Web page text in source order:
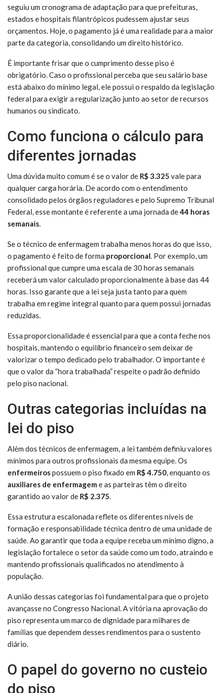
seguiu um cronograma de adaptação para que prefeituras,
estados e hospitais filantrópicos pudessem ajustar seus
orçamentos. Hoje, o pagamento já é uma realidade para a maior
parte da categoria, consolidando um direito histórico.
É importante frisar que o cumprimento desse piso é
obrigatório. Caso o profissional perceba que seu salário base
está abaixo do mínimo legal, ele possui o respaldo da legislação
federal para exigir a regularização junto ao setor de recursos
humanos ou sindicato.
Como funciona o cálculo para
diferentes jornadas
Uma dúvida muito comum é se o valor de R$ 3.325 vale para
qualquer carga horária. De acordo com o entendimento
consolidado pelos órgãos reguladores e pelo Supremo Tribunal
Federal, esse montante é referente a uma jornada de44 horas
semanais.
Se o técnico de enfermagem trabalha menos horas do que isso,
o pagamento é feito de forma proporcional. Por exemplo, um
profissional que cumpre uma escala de 30 horas semanais
receberá um valor calculado proporcionalmente à base das 44
horas. Isso garante que a lei seja justa tanto para quem
trabalha em regime integral quanto para quem possui jornadas
reduzidas.
Essa proporcionalidade é essencial para que a conta feche nos
hospitais, mantendo o equilíbrio financeiro sem deixar de
valorizar o tempo dedicado pelo trabalhador. O importante é
que o valor da “hora trabalhada” respeite o padrão definido
pelo piso nacional.
Outras categorias incluídas na
lei do piso
Além dos técnicos de enfermagem, a lei também definiu valores
mínimos para outros profissionais da mesma equipe. Os
enfermeirospossuem o piso fixado em R$ 4.750, enquanto os
auxiliares de enfermagem e as parteiras têm o direito
garantido ao valor de R$ 2.375.
Essa estrutura escalonada reflete os diferentes níveis de
formação e responsabilidade técnica dentro de uma unidade de
saúde. Ao garantir que toda a equipe receba um mínimo digno, a
legislação fortalece o setor da saúde como um todo, atraindo e
mantendo profissionais qualificados no atendimento à
população.
A união dessas categorias foi fundamental para que o projeto
avançasse no Congresso Nacional. A vitória na aprovação do
piso representa um marco de dignidade para milhares de
famílias que dependem desses rendimentos para o sustento
diário.
O papel do governo no custeio
do piso